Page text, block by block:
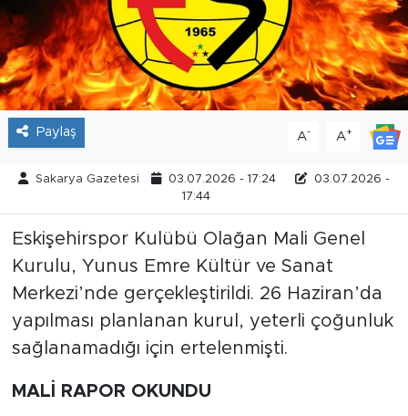
Paylaş A- A+
Sakarya Gazetesi 03.07.2026 - 17:24
03.07.2026 -
17:44
Eskişehirspor Kulübü Olağan Mali Genel
Kurulu, Yunus Emre Kültür ve Sanat
Merkezi’nde gerçekleştirildi. 26 Haziran’da
yapılması planlanan kurul, yeterli çoğunluk
sağlanamadığı için ertelenmişti.
MALİ RAPOR OKUNDU
Resmi İlanlar
Söyleşi
Foto Şaka
Teknoloji
Politika